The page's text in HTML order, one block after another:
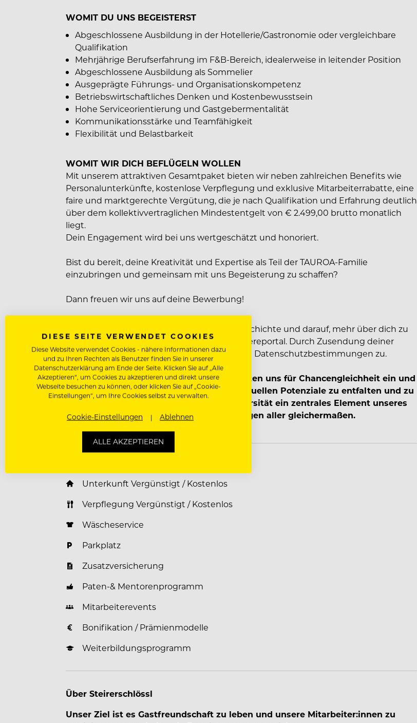
WOMIT DU UNS BEGEISTERST
Abgeschlossene Ausbildung in der Hotellerie/Gastronomie oder vergleichbare
Qualifikation
Mehrjährige Berufserfahrung im F&B-Bereich, idealerweise in leitender Position
Abgeschlossene Ausbildung als Sommelier
Ausgeprägte Führungs- und Organisationskompetenz
Betriebswirtschaftliches Denken und Kostenbewusstsein
Hohe Serviceorientierung und Gastgebermentalität
Kommunikationsstärke und Teamfähigkeit
Flexibilität und Belastbarkeit
WOMIT WIR DICH BEFLÜGELN WOLLEN
Mit unserem attraktiven Gesamtpaket bieten wir neben zahlreichen Benefits wie
Personalunterkünfte, kostenlose Verpflegung und exklusive Mitarbeiterrabatte, eine
faire und marktgerechte Vergütung, die je nach Qualifikation und Erfahrung deutlich
über dem kollektivvertraglichen Mindestentgelt von € 2.499,00 brutto monatlich
liegt.
Dein Engagement wird bei uns wertgeschätzt und honoriert.
Bist du bereit, deine Kreativität und Expertise als Teil der TAUROA-Familie
einzubringen und gemeinsam mit uns Begeisterung zu schaffen?
Dann freuen wir uns auf deine Bewerbung!
Wir sind gespannt auf deine persönliche Geschichte und darauf, mehr über dich zu
erfahren. Bewirb dich direkt über unser Karriereportal. Durch Zusendung deiner
Bewerbungsunterlagen stimmst du unseren Datenschutzbestimmungen zu.
Wir als Arbeitgeber begrüßen Vielfalt, setzen uns für Chancengleichheit ein und
fördern unsere Mitarbeitenden ihre individuellen Potenziale zu entfalten und zu
entwickeln. Wir sind überzeugt, dass Diversität ein zentrales Element unseres
Erfolges ist und freuen uns auf Bewerbungen aller gleichermaßen.
Unterkunft Vergünstigt / Kostenlos
Verpflegung Vergünstigt / Kostenlos
Wäscheservice
Parkplatz
Zusatzversicherung
Paten-& Mentorenprogramm
Mitarbeiterevents
Bonifikation / Prämienmodelle
Weiterbildungsprogramm
Über Steirerschlössl
Unser Ziel ist es Gastfreundschaft zu leben und unsere Mitarbeiter:innen zu
DIESE SEITE VERWENDET COOKIES
Diese Website verwendet Cookies - nähere Informationen dazu
und zu Ihren Rechten als Benutzer finden Sie in unserer
Datenschutzerklärung am Ende der Seite. Klicken Sie auf „Alle
Akzeptieren“, um Cookies zu akzeptieren und direkt unsere
Webseite besuchen zu können, oder klicken Sie auf „Cookie-
Einstellungen“, um Ihre Cookies selbst zu verwalten.
Cookie-Einstellungen Ablehnen
ALLE AKZEPTIEREN